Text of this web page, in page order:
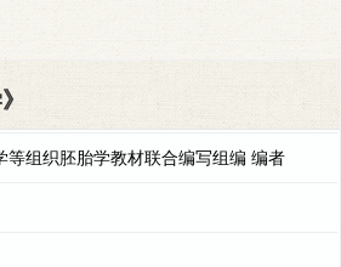
等组织胚胎学教材联合编写组编 编者